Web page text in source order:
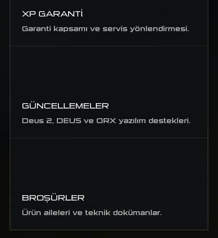
XP GARANTI
Garanti kapsamı ve servis yönlendirmesi.
GÜNCELLEMELER
Deus 2, DEUS ve ORX yazılım destekleri.
BROŞÜRLER
Ürün aileleri ve teknik dokümanlar.